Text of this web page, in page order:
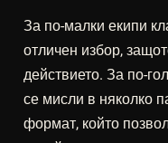
За по-малки екипи
отличен избор,
действието. За по-
се мисли в няколко
формат, който